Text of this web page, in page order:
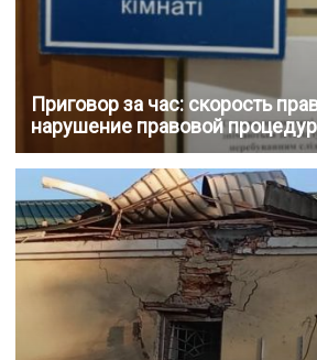
Приговор за час: скорость
нарушение правовой